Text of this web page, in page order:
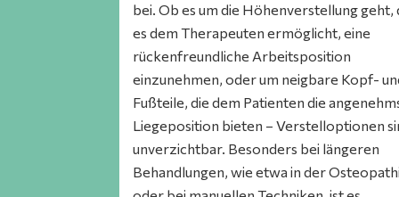
bei. Ob es um die Höhenverstellung geht,
es dem Therapeuten ermöglicht, eine
rückenfreundliche Arbeitsposition
einzunehmen, oder um neigbare Kopf-
Fußteile, die dem Patienten die
Liegeposition bieten – Verstelloptionen
unverzichtbar. Besonders bei längeren
Behandlungen, wie etwa in der